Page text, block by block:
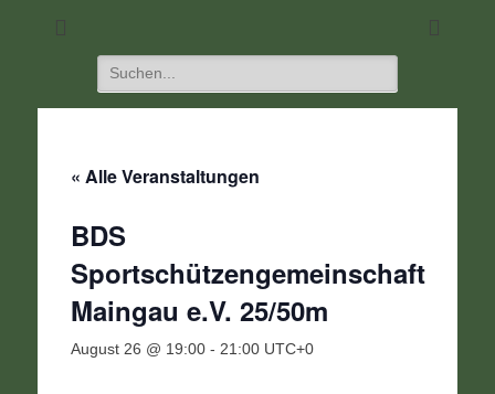
SC 1968 Klein-
Suchen
nach:
« Alle Veranstaltungen
BDS
Sportschützengemeinschaft
Maingau e.V. 25/50m
August 26 @ 19:00 - 21:00 UTC+0